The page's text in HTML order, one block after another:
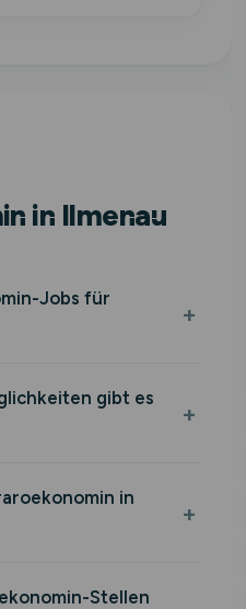
in Ilmenau
Jobs für
gibt es
in
Stellen